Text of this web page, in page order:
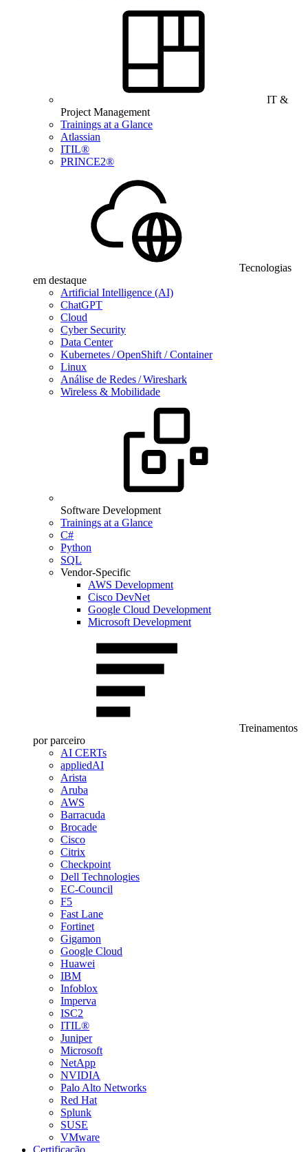
IT &
Project Management
Trainings at a Glance
Atlassian
ITIL®
PRINCE2®
Tecnologias
em destaque
Artificial Intelligence (AI)
ChatGPT
Cloud
Cyber Security
Data Center
Kubernetes / OpenShift / Container
Linux
Análise de Redes / Wireshark
Wireless & Mobilidade
Software Development
Trainings at a Glance
C#
Python
SQL
Vendor-Specific
AWS Development
Cisco DevNet
Google Cloud Development
Microsoft Development
Treinamentos
por parceiro
AI CERTs
appliedAI
Arista
Aruba
AWS
Barracuda
Brocade
Cisco
Citrix
Checkpoint
Dell Technologies
EC-Council
F5
Fast Lane
Fortinet
Gigamon
Google Cloud
Huawei
IBM
Infoblox
Imperva
ISC2
ITIL®
Juniper
Microsoft
NetApp
NVIDIA
Palo Alto Networks
Red Hat
Splunk
SUSE
VMware
Certificação